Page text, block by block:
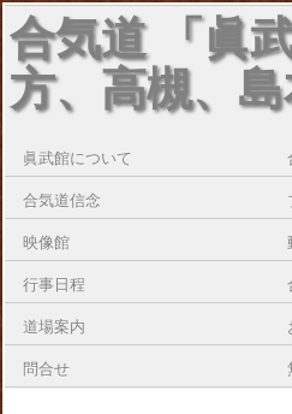
合気道 「眞
方、高槻、
眞武館について
合気道信念
映像館
行事日程
道場案内
問合せ